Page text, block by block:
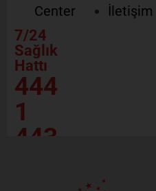
Center
7/24
Sağlık
Hattı
444
1
443
İletişim